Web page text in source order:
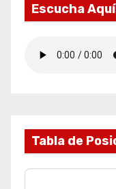
Escucha
Tabla de